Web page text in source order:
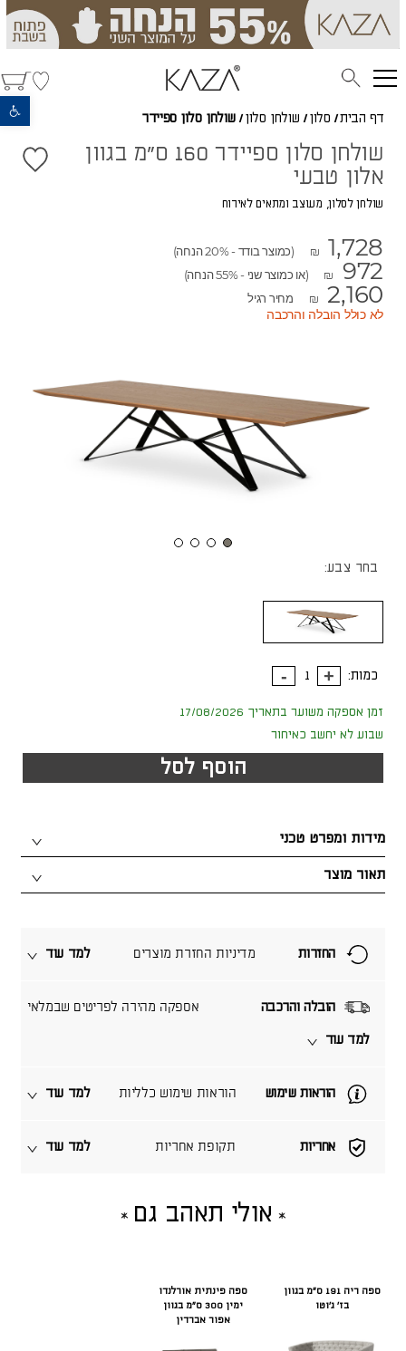
פתח סרגל נגישות
דף הבית/ סלון / שולחן סלון / שולחן סלון ספיידר
שולחן סלון ספיידר 160 ס"מ בגוון
אלון טבעי
שולחן לסלון, מעוצב ומתאים לאירוח
₪ 1,728 (כמוצר בודד - 20% הנחה)
₪ 972 (או כמוצר שני - 55% הנחה)
₪ 2,160 מחיר רגיל
לא כולל הובלה והרכבה
בחר צבע:
כמות:
זמן אספקה משוער בתאריך 17/08/2026
שבוע לא יחשב כאיחור
הוסף לסל
תאור מוצר
מידות ומפרט טכני
אחריות תקופת אחריות למד עוד
הוראות שימוש הוראות שימוש כלליות למד עוד
הובלה והרכבה אספקה מהירה לפריטים שבמלאי
למד עוד
החזרות מדיניות החזרת מוצרים למד עוד
אולי תאהב גם
ספה ריה 191 ס"מ בגוון
בז' ג'וטו
ספה פינתית אורלנדו
ימין 300 ס"מ בגוון
אפור אברדין